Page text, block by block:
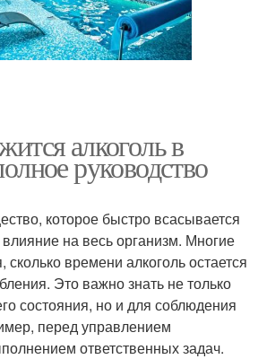
алкоголь в
руководство
которое быстро всасывается
на весь организм. Многие
времени алкоголь остается
Это важно знать не только
состояния, но и для соблюдения
перед управлением
ответственных задач.